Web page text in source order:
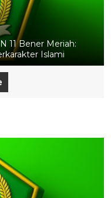
11 Bener Meriah:
Islami